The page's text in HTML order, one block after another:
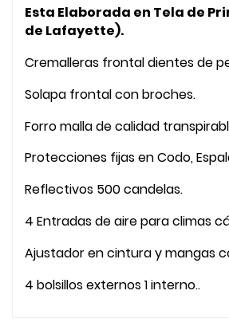
Esta Elaborada en Tela de
de Lafayette).
Cremalleras frontal dientes de
Solapa frontal con broches.
Forro malla de calidad
Protecciones fijas en Codo,
Reflectivos 500 candelas.
4 Entradas de aire para climas
Ajustador en cintura y mangas
4 bolsillos externos 1 interno..